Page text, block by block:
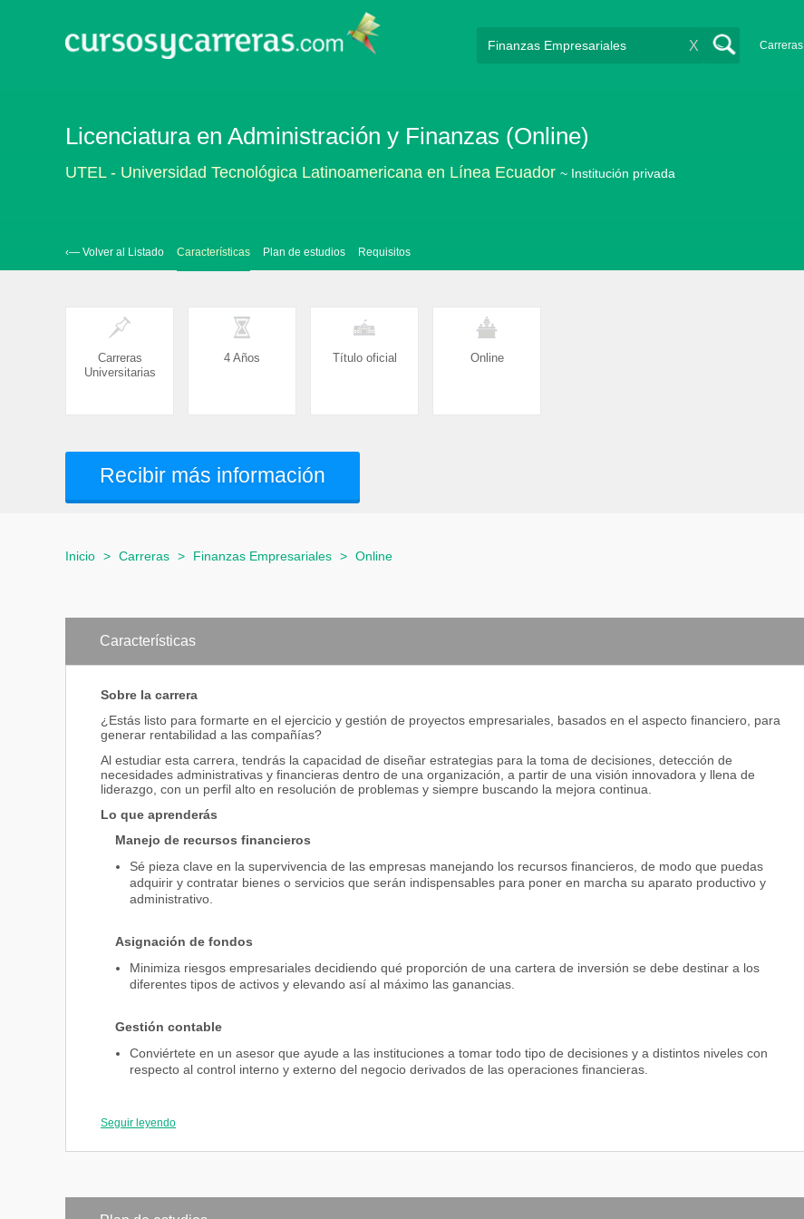
Carreras
X
Licenciatura en Administración y Finanzas (Online)
UTEL - Universidad Tecnológica Latinoamericana en Línea Ecuador ~ Institución privada
‹— Volver al Listado Características Plan de estudios Requisitos
Carreras
Universitarias
4 Años Título oficial Online
Recibir más información
Inicio > Carreras > Finanzas Empresariales > Online
Características
Sobre la carrera
¿Estás listo para formarte en el ejercicio y gestión de proyectos empresariales, basados en el aspecto financiero, para
generar rentabilidad a las compañías?
Al estudiar esta carrera, tendrás la capacidad de diseñar estrategias para la toma de decisiones, detección de
necesidades administrativas y financieras dentro de una organización, a partir de una visión innovadora y llena de
liderazgo, con un perfil alto en resolución de problemas y siempre buscando la mejora continua.
Lo que aprenderás
Manejo de recursos financieros
Sé pieza clave en la supervivencia de las empresas manejando los recursos financieros, de modo que puedas
adquirir y contratar bienes o servicios que serán indispensables para poner en marcha su aparato productivo y
administrativo.
Asignación de fondos
Minimiza riesgos empresariales decidiendo qué proporción de una cartera de inversión se debe destinar a los
diferentes tipos de activos y elevando así al máximo las ganancias.
Gestión contable
Conviértete en un asesor que ayude a las instituciones a tomar todo tipo de decisiones y a distintos niveles con
respecto al control interno y externo del negocio derivados de las operaciones financieras.
frente a las actividades operativas, cumpliendo en tiempo y forma con las deudas y obligaciones a cargo.
Dónde podrás trabajar
Seguir leyendo